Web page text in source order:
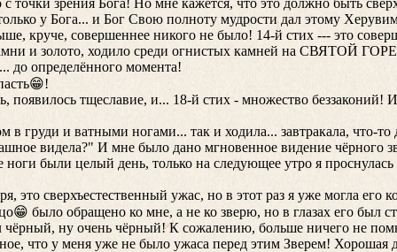
точки зрения Бога! Но мне кажется, что это должно быть
у Бога... и Бог Свою полноту мудрости дал этому
круче, совершеннее никого не было! 14-й стих --- это
и золото, ходило среди огнистых камней на СВЯТОЙ
до определённого момента!
появилось тщеславие, и... 18-й стих - множество беззаконий!
в груди и ватными ногами... так и ходила... завтракала, что-то
видела?" И мне было дано мгновенное видение чёрного
ноги были целый день, только на следующее утро я
это сверхъестественный ужас, но в этот раз я уже могла его
было обращено ко мне, а не ко зверю, но в глазах его был
чёрный, ну очень чёрный! К сожалению, больше ничего не
что у меня уже не было ужаса перед этим Зверем!